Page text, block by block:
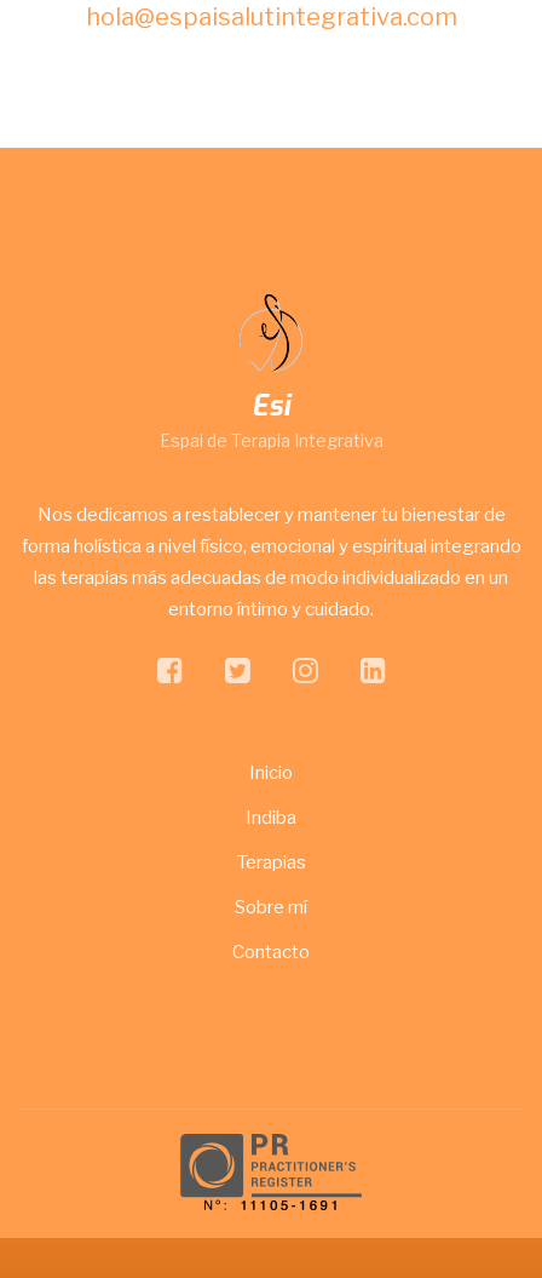
hola@espaisalutintegrativa.com
Esi
Espai de Terapia Integrativa
Nos dedicamos a restablecer y mantener tu bienestar de
forma holística a nivel físico, emocional y espiritual integrando
las terapias más adecuadas de modo individualizado en un
entorno íntimo y cuidado.
facebooktwitterinstagramlinkedin
Inicio
Indiba
Terapias
Sobre mí
Contacto